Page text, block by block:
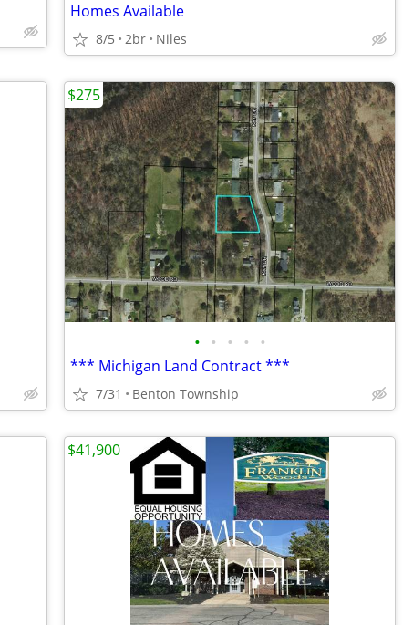
Homes Available
8/5 2br Niles
• • • • •
*** Michigan Land Contract ***
7/31 Benton Township
$275
$41,900